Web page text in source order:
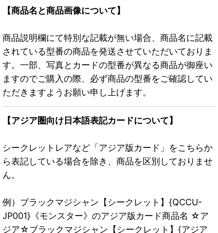
【商品名と商品画像について】
商品説明欄にて特別な記載が無い場合、商品名に記載
されている型番の商品を発送させていただいておりま
す。一部、写真とカードの型番が異なる商品が御座い
ますのでご購入の際、必ず商品の型番をご確認してい
ただきますようお願い申し上げます。
【アジア圏向け日本語表記カードについて】
シークレットレアなど「アジア版カード」をこちらか
ら表記している場合を除き、商品を区別しておりませ
ん。
例）ブラックマジシャン【シークレット】{QCCU-
JP001}《モンスター》のアジア版カード商品名 ☆ア
ジア☆ブラックマジシャン【シークレット】{アジア